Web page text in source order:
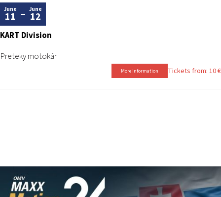
June
11
June
12
KART Division
Preteky motokár
More information Tickets from: 10 €